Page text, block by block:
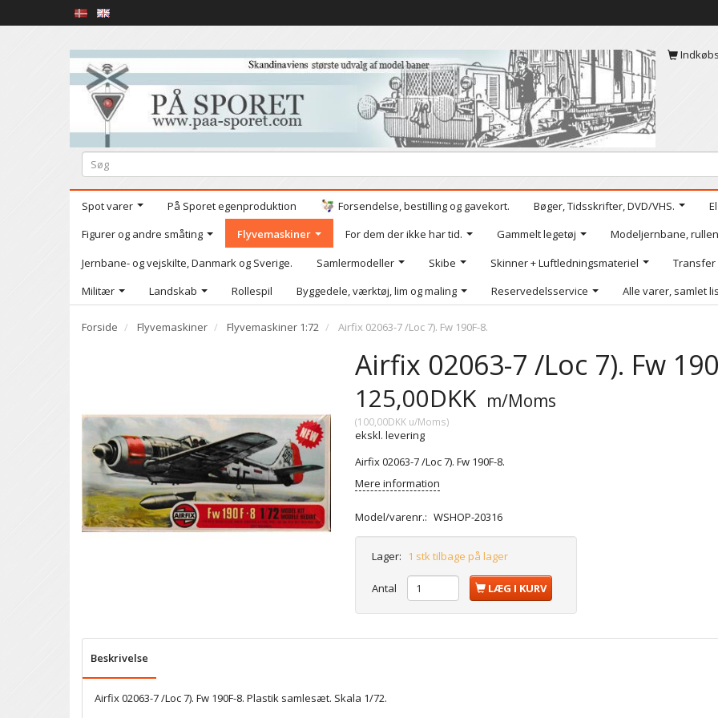
Spot varer På Sporet egenproduktion Forsendelse, bestilling og gavekort. Bøger, Tidsskrifter, DVD/VHS.
Figurer og andre småting
Flyvemaskiner For dem der ikke har tid. Gammelt legetøj
Modeljernbane,
Jernbane- og vejskilte, Danmark og Sverige.
Samlermodeller Skibe Skinner + Luftledningsmateriel
Transfer
Militær
Landskab Rollespil Byggedele, værktøj, lim og maling Reservedelsservice Alle varer, samlet
Forside Flyvemaskiner Flyvemaskiner 1:72 Airfix 02063-7 /Loc 7). Fw 190F-8.
Airfix 02063-7 /Loc 7). Fw
125,00DKK m/Moms
(100,00DKK u/Moms)
ekskl. levering
Airfix 02063-7 /Loc 7). Fw 190F-8.
Mere information
Model/varenr.: WSHOP-20316
Lager: 1 stk tilbage på lager
Antal LÆG I KURV
Beskrivelse
Airfix 02063-7 /Loc 7). Fw 190F-8. Plastik samlesæt. Skala 1/72.